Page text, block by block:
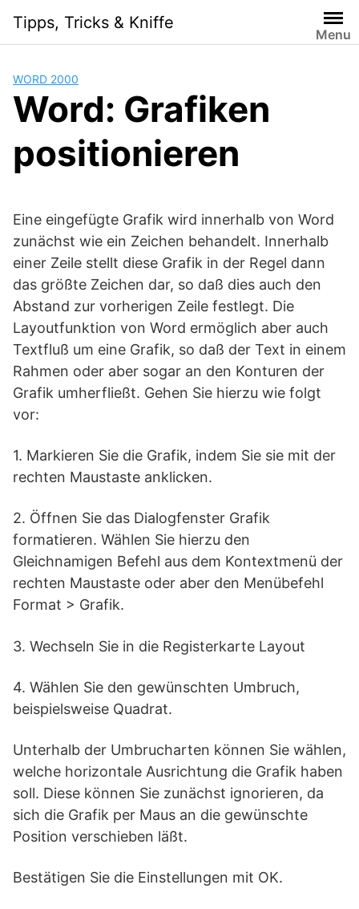
content
Tipps, Tricks & Kniffe
Menu
WORD 2000
Word: Grafiken
positionieren
Eine eingefügte Grafik wird innerhalb von Word
zunächst wie ein Zeichen behandelt. Innerhalb
einer Zeile stellt diese Grafik in der Regel dann
das größte Zeichen dar, so daß dies auch den
Abstand zur vorherigen Zeile festlegt. Die
Layoutfunktion von Word ermöglich aber auch
Textfluß um eine Grafik, so daß der Text in einem
Rahmen oder aber sogar an den Konturen der
Grafik umherfließt. Gehen Sie hierzu wie folgt
vor:
1. Markieren Sie die Grafik, indem Sie sie mit der
rechten Maustaste anklicken.
2. Öffnen Sie das Dialogfenster Grafik
formatieren. Wählen Sie hierzu den
Gleichnamigen Befehl aus dem Kontextmenü der
rechten Maustaste oder aber den Menübefehl
Format > Grafik.
3. Wechseln Sie in die Registerkarte Layout
4. Wählen Sie den gewünschten Umbruch,
beispielsweise Quadrat.
Unterhalb der Umbrucharten können Sie wählen,
welche horizontale Ausrichtung die Grafik haben
soll. Diese können Sie zunächst ignorieren, da
sich die Grafik per Maus an die gewünschte
Position verschieben läßt.
Bestätigen Sie die Einstellungen mit OK.